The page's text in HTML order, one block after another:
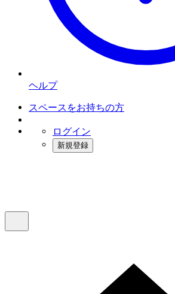
ヘルプ
スペースをお持ちの方
ログイン
新規登録